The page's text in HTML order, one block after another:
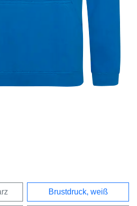
Brustdruck, weiß